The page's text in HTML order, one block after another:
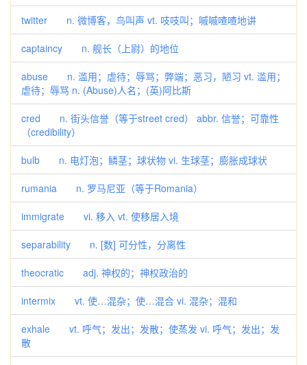
twitter n. 微博客，鸟叫声 vt. 吱吱叫；嘁嘁喳喳地讲
captaincy n. 舰长（上尉）的地位
abuse n. 滥用；虐待；辱骂；弊端；恶习，陋习 vt. 滥用；
虐待；辱骂 n. (Abuse)人名；(英)阿比斯
cred n. 街头信誉（等于street cred） abbr. 信誉；可靠性
（credibility）
bulb n. 电灯泡；鳞茎；球状物 vi. 生球茎；膨胀成球状
rumania n. 罗马尼亚（等于Romania）
immigrate vi. 移入 vt. 使移居入境
separability n. [数] 可分性，分离性
theocratic adj. 神权的；神权政治的
intermix vt. 使…混杂；使…混合 vi. 混杂；混和
exhale vt. 呼气；发出；发散；使蒸发 vi. 呼气；发出；发
散